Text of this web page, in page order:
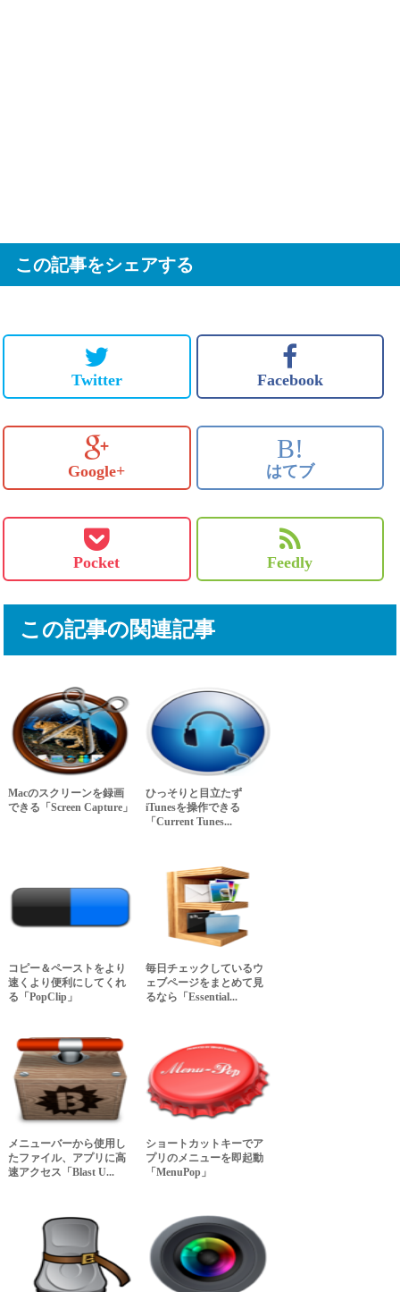
この記事をシェアする
Twitter Facebook
Google+
B!
はてブ
Pocket Feedly
この記事の関連記事
Macのスクリーンを録画
できる「Screen Capture」
ひっそりと目立たず
iTunesを操作できる
「Current Tunes...
コピー＆ペーストをより
速くより便利にしてくれ
る「PopClip」
毎日チェックしているウ
ェブページをまとめて見
るなら「Essential...
メニューバーから使用し
たファイル、アプリに高
速アクセス「Blast U...
ショートカットキーでア
プリのメニューを即起動
「MenuPop」